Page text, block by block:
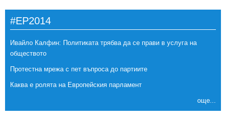
#EP2014
Ивайло Калфин: Политиката трябва да се прави в услуга на
обществото
Протестна мрежа с пет въпроса до партиите
Каква е ролята на Европейския парламент
още...